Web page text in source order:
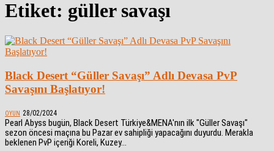
Etiket: güller savaşı
Black Desert “Güller Savaşı” Adlı Devasa PvP
Savaşını Başlatıyor!
OYUN 28/02/2024
Pearl Abyss bugün, Black Desert Türkiye&MENA'nın ilk "Güller Savaşı"
sezon öncesi maçına bu Pazar ev sahipliği yapacağını duyurdu. Merakla
beklenen PvP içeriği Koreli, Kuzey...